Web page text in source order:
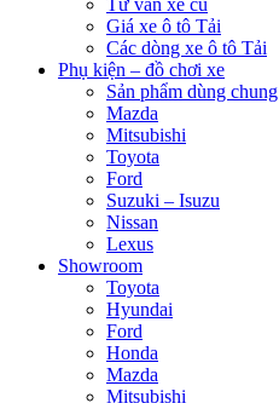
Tư vấn xe cũ
Giá xe ô tô Tải
Các dòng xe ô tô Tải
Phụ kiện – đồ chơi xe
Sản phẩm dùng chung
Mazda
Mitsubishi
Toyota
Ford
Suzuki – Isuzu
Nissan
Lexus
Showroom
Toyota
Hyundai
Ford
Honda
Mazda
Mitsubishi